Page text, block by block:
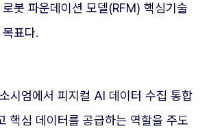
봇 파운데이션 모델(RFM) 핵심기술
표다.
시엄에서 피지컬 AI 데이터 수집 통합
핵심 데이터를 공급하는 역할을 주도